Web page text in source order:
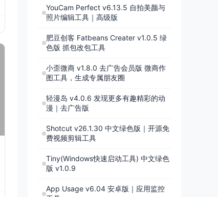
YouCam Perfect v6.13.5 自拍美颜与
照片编辑工具｜高级版
肥豆创客 Fatbeans Creater v1.0.5 绿
色版 抓包改包工具
小歪微商 v1.8.0 去广告会员版 微商作
图工具，生成专属朋友圈
轻漫岛 v4.0.6 发现更多有趣精彩的动
漫｜去广告版
Shotcut v26.1.30 中文绿色版｜开源免
费视频剪辑工具
Tiny(Windows快速启动工具) 中文绿色
版 v1.0.9
App Usage v6.04 安卓版｜应用监控